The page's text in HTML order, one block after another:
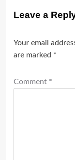
Leave a
Your email
are marked *
Comment *